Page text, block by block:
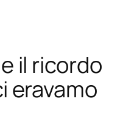
il ricordo
eravamo